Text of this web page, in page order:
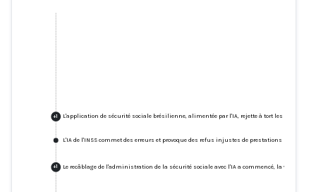
+1 L'application de sécurité sociale brésilienne, alimentée par l'IA, rejette à tort les demandes
L'IA de l'INSS commet des erreurs et provoque des refus injustes de prestations
+1 Le recâblage de l'administration de la sécurité sociale avec l'IA a commencé, la vidéo de